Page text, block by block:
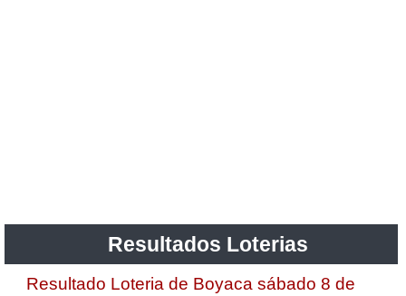
Resultados Loterias
Resultado Loteria de Boyaca sábado 8 de